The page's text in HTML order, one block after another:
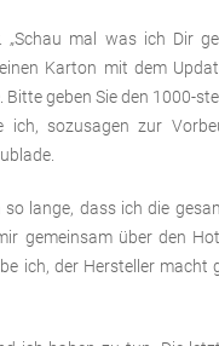
mal was ich Dir
Karton mit dem
Bitte geben Sie den 1000-
sozusagen zur
lange, dass ich die
gemeinsam über den
ich, der Hersteller macht